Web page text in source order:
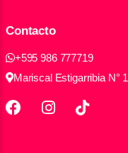
Contacto
+595 986 777719
Mariscal Estigarribia N°